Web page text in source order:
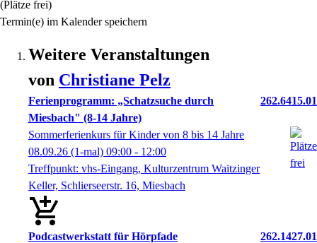
(Plätze frei)
Termin(e) im Kalender speichern
Weitere Veranstaltungen
von Christiane Pelz
Ferienprogramm: „Schatzsuche durch
Miesbach" (8-14 Jahre)
262.6415.01
Sommerferienkurs für Kinder von 8 bis 14 Jahre
08.09.26 (1-mal) 09:00 - 12:00
Treffpunkt: vhs-Eingang, Kulturzentrum Waitzinger
Keller, Schlierseerstr. 16, Miesbach
Podcastwerkstatt für Hörpfade
262.1427.01